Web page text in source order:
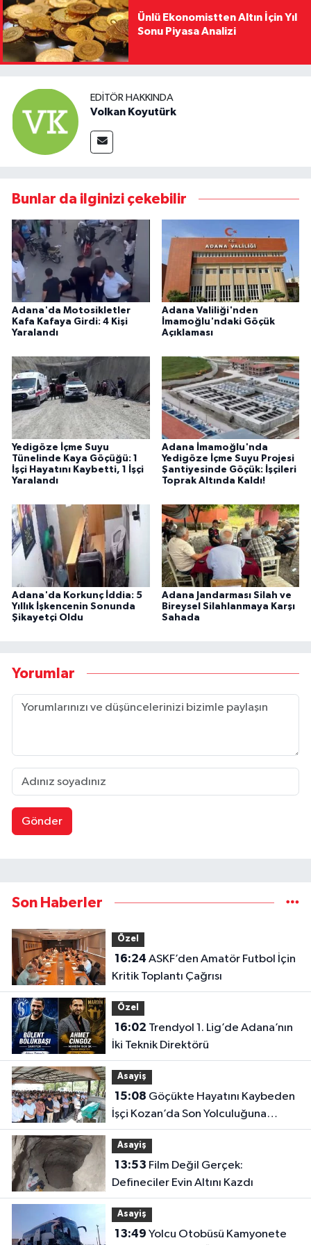
Ünlü Ekonomistten Altın İçin Yıl
Sonu Piyasa Analizi
EDITÖR HAKKINDA
Volkan Koyutürk
Bunlar da ilginizi çekebilir
Adana'da Motosikletler
Kafa Kafaya Girdi: 4 Kişi
Yaralandı
Adana Valiliği'nden
İmamoğlu'ndaki Göçük
Açıklaması
Yedigöze İçme Suyu
Tünelinde Kaya Göçüğü: 1
İşçi Hayatını Kaybetti, 1 İşçi
Yaralandı
Adana İmamoğlu'nda
Yedigöze İçme Suyu Projesi
Şantiyesinde Göçük: İşçileri
Toprak Altında Kaldı!
Adana'da Korkunç İddia: 5
Yıllık İşkencenin Sonunda
Şikayetçi Oldu
Adana Jandarması Silah ve
Bireysel Silahlanmaya Karşı
Sahada
Yorumlar
Gönder
Son Haberler
Özel
16:24
Kritik Toplantı Çağrısı
Özel
16:02
İki Teknik Direktörü
Asayiş
15:08
İşçi Kozan’da Son Yolculuğuna
Uğurlandı
Asayiş
13:53
Defineciler Evin Altını Kazdı
Asayiş
13:49